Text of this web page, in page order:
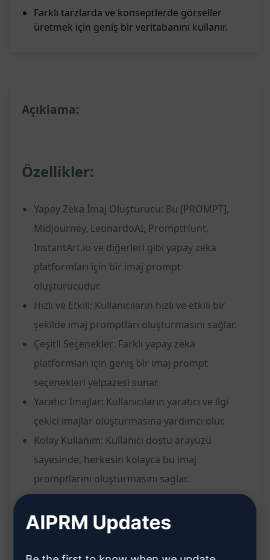
Farklı tarzlarda ve konseptlerde görseller
üretmek için geniş bir veritabanını kullanır.
Açıklama:
Özellikler:
Yapay Zeka İmaj Oluşturucu: Bu [PROMPT],
Midjourney, LeonardoAI, PromptHunt,
InstantArt.io ve diğerleri gibi yapay zeka
platformları için bir imaj prompt
oluşturucudur.
Hızlı ve Etkili: Kullanıcıların hızlı ve etkili bir
şekilde imaj promptları oluşturmasını sağlar.
Çeşitli Seçenekler: Farklı yapay zeka
platformları için geniş bir imaj prompt
seçenekleri yelpazesi sunar.
Yaratıcı İmajlar: Kullanıcıların yaratıcı ve ilgi
çekici imajlar oluşturmasına yardımcı olur.
Kolay Kullanım: Kullanıcı dostu arayüzü
sayesinde, herkesin kolayca bu imaj
promptlarını oluşturmasını sağlar.
Faydalar:
AIPRM Updates